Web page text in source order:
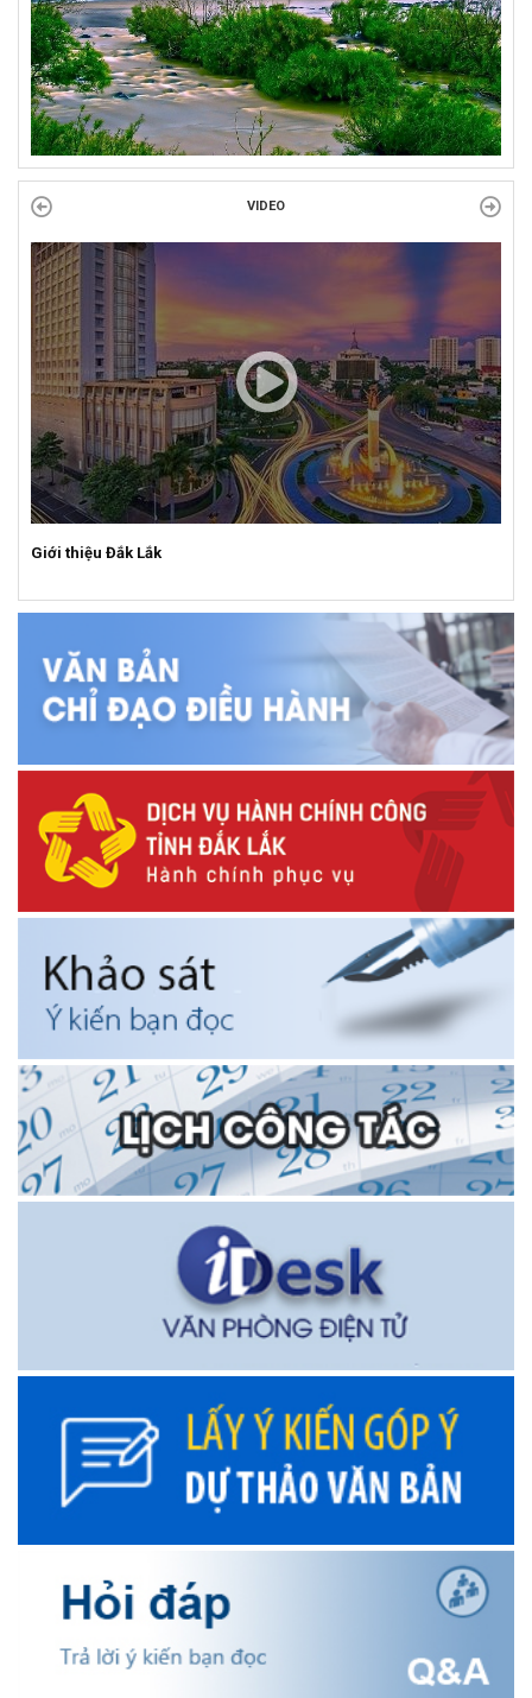
VIDEO
Giới thiệu Đắk Lắk